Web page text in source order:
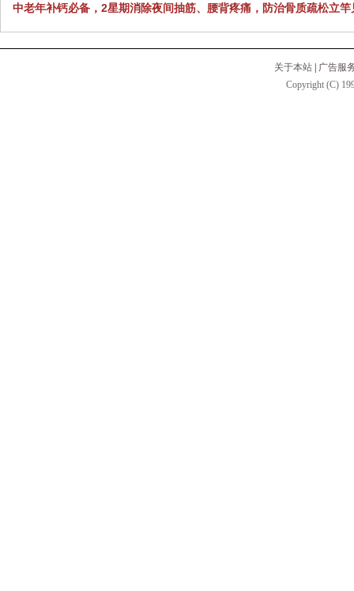
中老年补钙必备，2星期消除夜间抽筋、腰背疼痛，防治骨质疏松立竿
关于本站
广告服
Copyright (C)